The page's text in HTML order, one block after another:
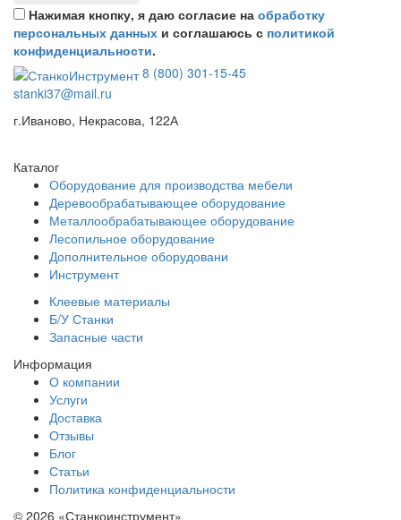
Нажимая кнопку, я даю согласие на обработку
персональных данных и соглашаюсь с политикой
конфиденциальности.
8 (800) 301-15-45
stanki37@mail.ru
г.Иваново, Некрасова, 122А
Каталог
Оборудование для производства мебели
Деревообрабатывающее оборудование
Металлообрабатывающее оборудование
Лесопильное оборудование
Дополнительное оборудовани
Инструмент
Клеевые материалы
Б/У Станки
Запасные части
Информация
О компании
Услуги
Доставка
Отзывы
Блог
Статьи
Политика конфиденциальности
© 2026 «Станкоинструмент»